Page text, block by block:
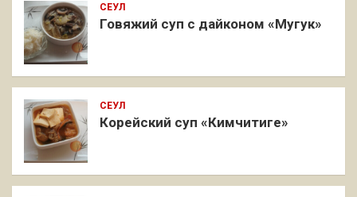
СЕУЛ
Говяжий суп с дайконом «Мугук»
СЕУЛ
Корейский суп «Кимчитиге»